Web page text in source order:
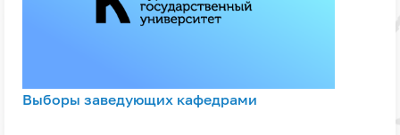
Выборы заведующих кафедрами